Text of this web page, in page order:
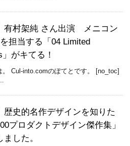
有村架純 さん出演 メニコン
担当する「04 Limited
がキてる！
。 Cul-into.comのぽてとです。 [no_toc]
歴史的名作デザインを知りた
プロダクトデザイン傑作集」
した。